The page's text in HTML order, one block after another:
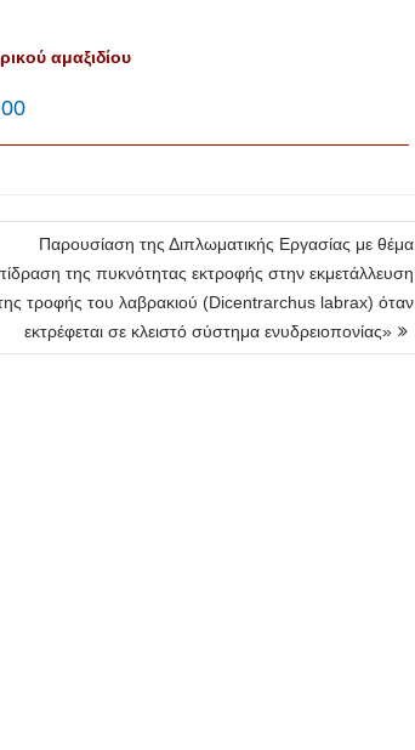
αμαξιδίου
Παρουσίαση της Διπλωματικής Εργασίας με θέμα
της πυκνότητας εκτροφής στην εκμετάλλευση
τροφής του λαβρακιού (Dicentrarchus labrax) όταν
εκτρέφεται σε κλειστό σύστημα ενυδρειοπονίας»